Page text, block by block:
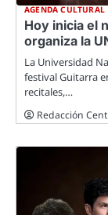
AGENDA CULTURAL
Hoy inicia el
organiza la
La Universidad
festival Guitarra
recitales,…
Redacción